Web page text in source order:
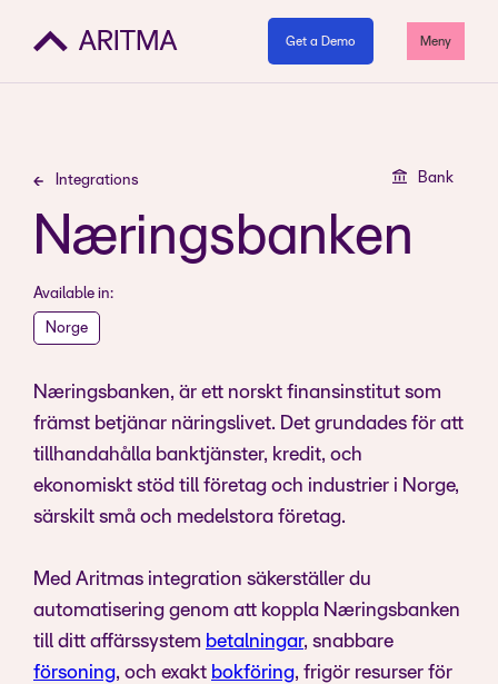
Get a Demo Meny
Integrations Bank
Næringsbanken
Available in:
Norge
Næringsbanken, är ett norskt finansinstitut som
främst betjänar näringslivet. Det grundades för att
tillhandahålla banktjänster, kredit, och
ekonomiskt stöd till företag och industrier i Norge,
särskilt små och medelstora företag.
Med Aritmas integration säkerställer du
automatisering genom att koppla Næringsbanken
till ditt affärssystem betalningar, snabbare
försoning, och exakt bokföring, frigör resurser för